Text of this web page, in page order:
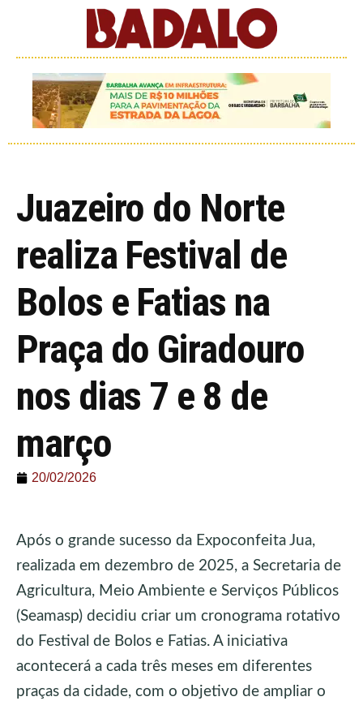
Juazeiro do Norte
realiza Festival de
Bolos e Fatias na
Praça do Giradouro
nos dias 7 e 8 de
março
20/02/2026
Após o grande sucesso da Expoconfeita Jua,
realizada em dezembro de 2025, a Secretaria de
Agricultura, Meio Ambiente e Serviços Públicos
(Seamasp) decidiu criar um cronograma rotativo
do Festival de Bolos e Fatias. A iniciativa
acontecerá a cada três meses em diferentes
praças da cidade, com o objetivo de ampliar o